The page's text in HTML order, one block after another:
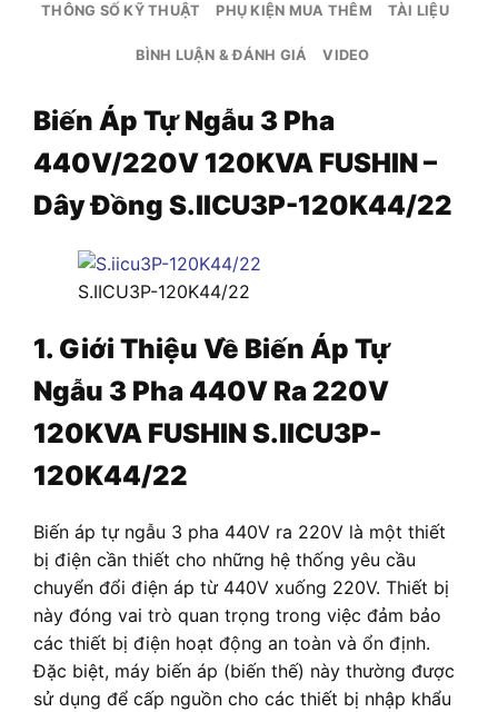
THÔNG SỐ KỸ THUẬT PHỤ KIỆN MUA THÊM TÀI LIỆU
BÌNH LUẬN & ĐÁNH GIÁ VIDEO
Biến Áp Tự Ngẫu 3 Pha
440V/220V 120KVA FUSHIN –
Dây Đồng S.IICU3P-120K44/22
S.IICU3P-120K44/22
1. Giới Thiệu Về Biến Áp Tự
Ngẫu 3 Pha 440V Ra 220V
120KVA FUSHIN S.IICU3P-
120K44/22
Biến áp tự ngẫu 3 pha 440V ra 220V là một thiết
bị điện cần thiết cho những hệ thống yêu cầu
chuyển đổi điện áp từ 440V xuống 220V. Thiết bị
này đóng vai trò quan trọng trong việc đảm bảo
các thiết bị điện hoạt động an toàn và ổn định.
Đặc biệt, máy biến áp (biến thế) này thường được
sử dụng để cấp nguồn cho các thiết bị nhập khẩu